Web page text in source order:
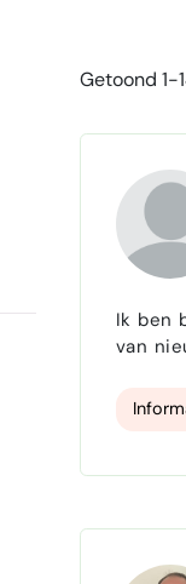
Getoond 1-
Ik ben
van
zodat